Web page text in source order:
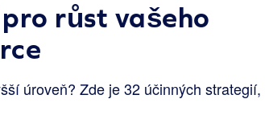
růst vašeho
úroveň? Zde je 32 účinných strategií,